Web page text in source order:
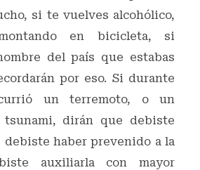
si te vuelves alcohólico,
en bicicleta, si
del país que estabas
por eso. Si durante
un terremoto, o un
dirán que debiste
debiste haber prevenido a la
auxiliarla con mayor